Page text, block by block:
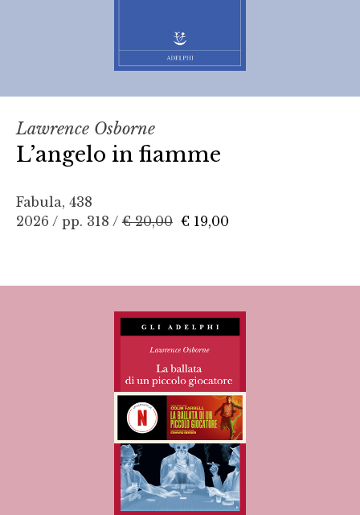
Lawrence Osborne
L’angelo in fiamme
Fabula, 438
2026 / pp. 318 / € 20,00 € 19,00